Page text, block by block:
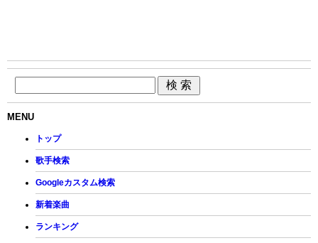
MENU
トップ
歌手検索
Googleカスタム検索
新着楽曲
ランキング